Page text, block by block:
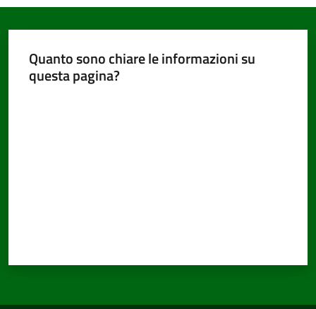
Quanto sono chiare le informazioni su
questa pagina?